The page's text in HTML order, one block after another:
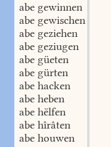
abe gewinnen
abe gewischen
abe geziehen
abe geziugen
abe güeten
abe gürten
abe hacken
abe heben
abe hëlfen
abe hîrâten
abe houwen